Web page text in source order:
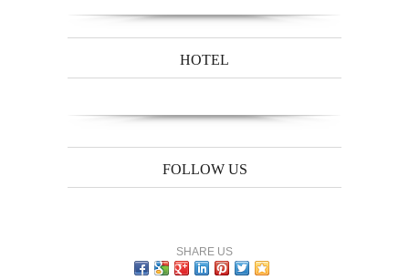
HOTEL
FOLLOW US
SHARE US